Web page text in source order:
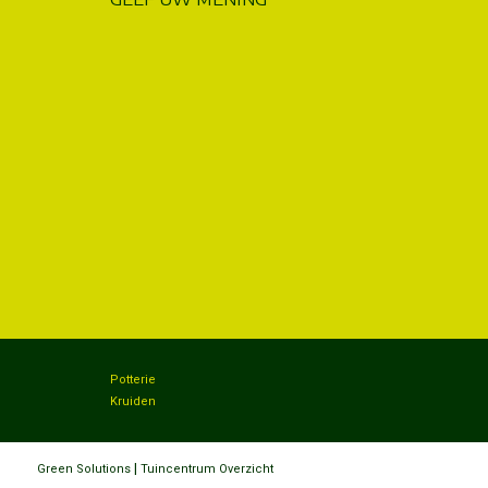
Potterie
Kruiden
Green Solutions | Tuincentrum Overzicht